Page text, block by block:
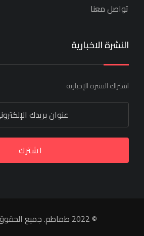
تواصل معنا
النشرة الاخبارية
اشتراك النشرة الإخبارية
اشترك